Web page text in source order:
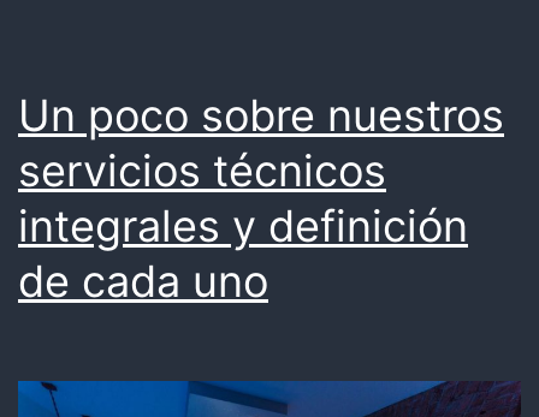
Un poco sobre nuestros
servicios técnicos
integrales y definición
de cada uno